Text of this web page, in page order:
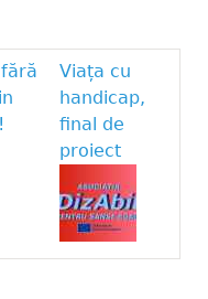
Viața cu
handicap,
final de
proiect